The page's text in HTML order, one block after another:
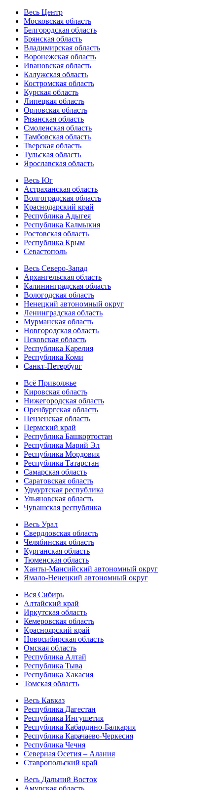
Весь Центр
Московская область
Белгородская область
Брянская область
Владимирская область
Воронежская область
Ивановская область
Калужская область
Костромская область
Курская область
Липецкая область
Орловская область
Рязанская область
Смоленская область
Тамбовская область
Тверская область
Тульская область
Ярославская область
Весь Юг
Астраханская область
Волгоградская область
Краснодарский край
Республика Адыгея
Республика Калмыкия
Ростовская область
Республика Крым
Севастополь
Весь Северо-Запад
Архангельская область
Калининградская область
Вологодская область
Ненецкий автономный округ
Ленинградская область
Мурманская область
Новгородская область
Псковская область
Республика Карелия
Республика Коми
Санкт-Петербург
Всё Приволжье
Кировская область
Нижегородская область
Оренбургская область
Пензенская область
Пермский край
Республика Башкортостан
Республика Марий Эл
Республика Мордовия
Республика Татарстан
Самарская область
Саратовская область
Удмуртская республика
Ульяновская область
Чувашская республика
Весь Урал
Свердловская область
Челябинская область
Курганская область
Тюменская область
Ханты-Мансийский автономный округ
Ямало-Ненецкий автономный округ
Вся Сибирь
Алтайский край
Иркутская область
Кемеровская область
Красноярский край
Новосибирская область
Омская область
Республика Алтай
Республика Тыва
Республика Хакасия
Томская область
Весь Кавказ
Республика Дагестан
Республика Ингушетия
Республика Кабардино-Балкария
Республика Карачаево-Черкесия
Республика Чечня
Северная Осетия – Алания
Ставропольский край
Весь Дальний Восток
Амурская область